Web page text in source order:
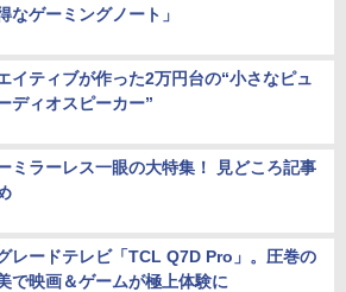
なゲーミングノート」
イティブが作った2万円台の“小さなピュ
ディオスピーカー”
ミラーレス一眼の大特集！ 見どころ記事
レードテレビ「TCL Q7D Pro」。圧巻の
で映画＆ゲームが極上体験に